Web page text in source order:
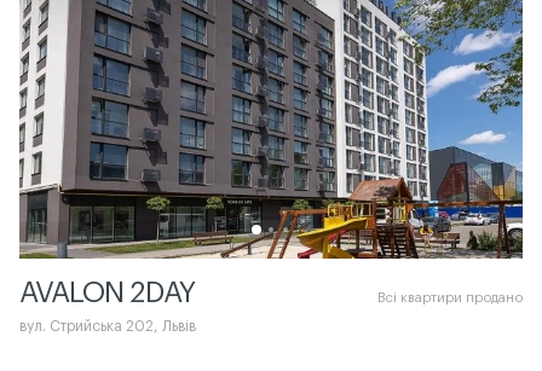
AVALON 2DAY Всі квартири продано
вул. Стрийська 202, Львів